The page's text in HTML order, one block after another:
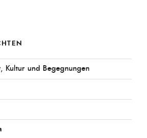
Kultur und Begegnungen